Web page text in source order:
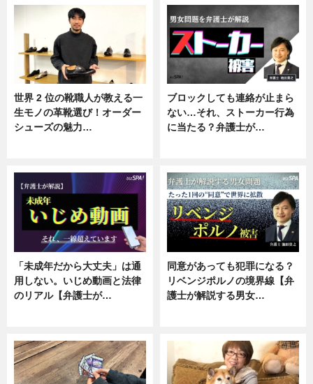
世界 2 位の靴職人が教える一
生モノの革靴選び！オーダー
シューズの魅力…
ブロックしても連絡が止まら
ない…それ、ストーカー行為
に当たる？弁護士が…
「未成年だから大丈夫」は通
用しない。いじめ動画と法律
のリアル【弁護士が…
同意があっても犯罪になる？
リベンジポルノの境界線【弁
護士が解説する男女…